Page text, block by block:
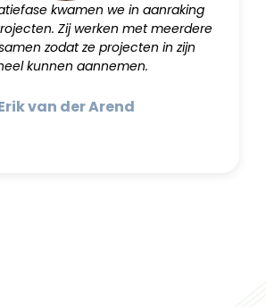
kwamen we in aanraking
Zij werken met meerdere
zodat ze projecten in zijn
kunnen aannemen.
van der Arend